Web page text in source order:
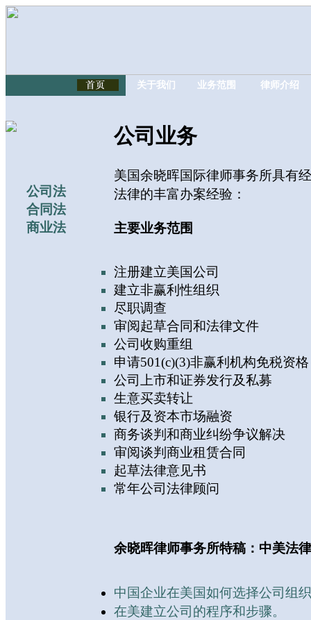
关于我们 业务范围 律师介绍
公司法
合同法
商业法
公司业务
美国余晓晖国际律师事务所具有
法律的丰富办案经验：
主要业务范围
注册建立美国公司
建立非赢利性组织
尽职调查
审阅起草合同和法律文件
公司收购重组
申请501(c)(3)非赢利机构免税资格
公司上市和证券发行及私募
生意买卖转让
银行及资本市场融资
商务谈判和商业纠纷争议解决
审阅谈判商业租赁合同
起草法律意见书
常年公司法律顾问
余晓晖律师事务所特稿：中美法
中国企业在美国如何选择公司组
在美建立公司的程序和步骤。